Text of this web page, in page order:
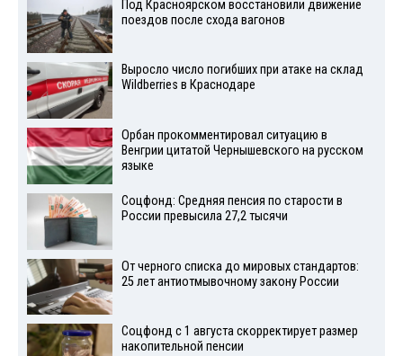
Под Красноярском восстановили движение
поездов после схода вагонов
Выросло число погибших при атаке на склад
Wildberries в Краснодаре
Орбан прокомментировал ситуацию в
Венгрии цитатой Чернышевского на русском
языке
Соцфонд: Средняя пенсия по старости в
России превысила 27,2 тысячи
От черного списка до мировых стандартов:
25 лет антиотмывочному закону России
Соцфонд с 1 августа скорректирует размер
накопительной пенсии